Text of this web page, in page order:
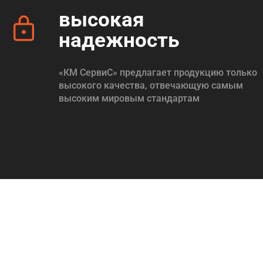
высокая
надежность
«КМ СервиС» предлагает продукцию только
высокого качества, отвечающую самым
высоким мировым стандартам